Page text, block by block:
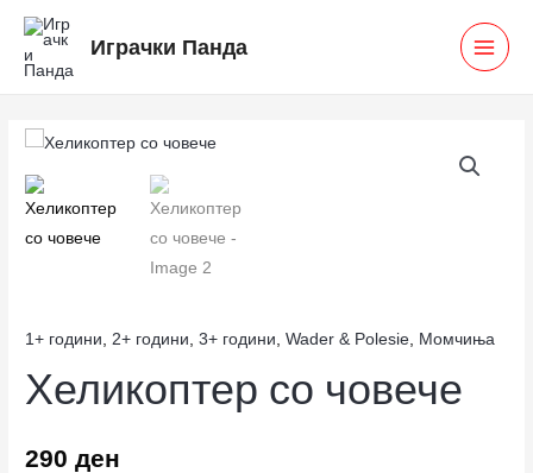
Skip
content
Играчки Панда
1+ години 2+ години ,3+ години ,Wader & Polesie Момчиња
Хеликоптер со човече
290ден
Хеликоптер
со
човече
количина